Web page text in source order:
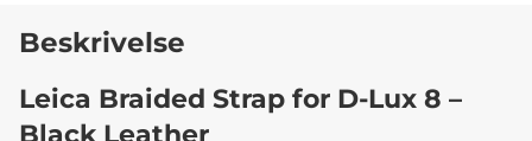
Beskrivelse
Leica Braided Strap for D-Lux 8 –
Black Leather